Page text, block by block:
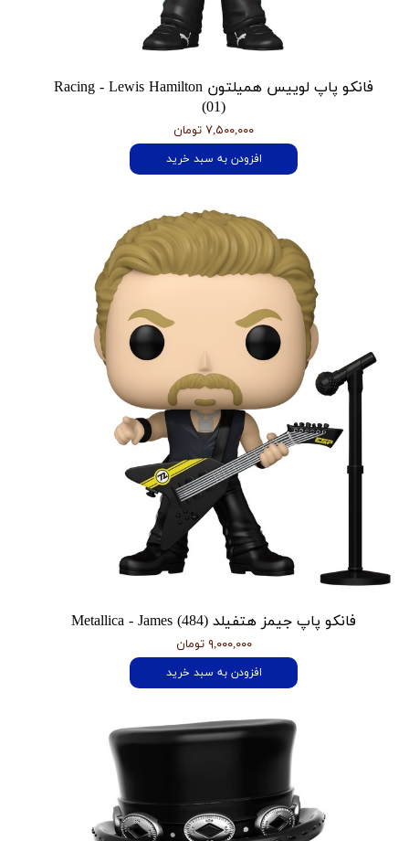
فانکو پاپ لوییس همیلتون Racing - Lewis Hamilton
(01)
۷,۵۰۰,۰۰۰ تومان
افزودن به سبد خرید
فانکو پاپ جیمز هتفیلد Metallica - James (484)
۹,۰۰۰,۰۰۰ تومان
افزودن به سبد خرید